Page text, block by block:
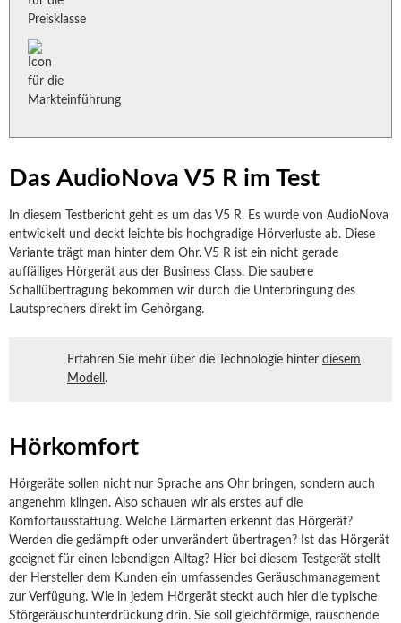
Das AudioNova V5 R im Test
In diesem Testbericht geht es um das V5 R. Es wurde von AudioNova
entwickelt und deckt leichte bis hochgradige Hörverluste ab. Diese
Variante trägt man hinter dem Ohr. V5 R ist ein nicht gerade
auffälliges Hörgerät aus der Business Class. Die saubere
Schallübertragung bekommen wir durch die Unterbringung des
Lautsprechers direkt im Gehörgang.
Erfahren Sie mehr über die Technologie hinter diesem
Modell .
Hörkomfort
Hörgeräte sollen nicht nur Sprache ans Ohr bringen, sondern auch
angenehm klingen. Also schauen wir als erstes auf die
Komfortausstattung. Welche Lärmarten erkennt das Hörgerät?
Werden die gedämpft oder unverändert übertragen? Ist das Hörgerät
geeignet für einen lebendigen Alltag? Hier bei diesem Testgerät stellt
der Hersteller dem Kunden ein umfassendes Geräuschmanagement
zur Verfügung. Wie in jedem Hörgerät steckt auch hier die typische
Störgeräuschunterdrückung drin. Sie soll gleichförmige, rauschende